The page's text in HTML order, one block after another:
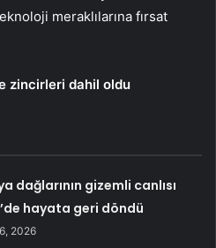
meraklılarına fırsat
zincirleri dahil oldu
dağlarının gizemli canlısı
hayata geri döndü
2026